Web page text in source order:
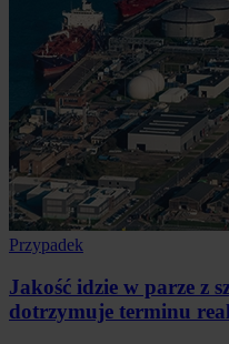
Przypadek
Jakość idzie w parze z
dotrzymuje terminu